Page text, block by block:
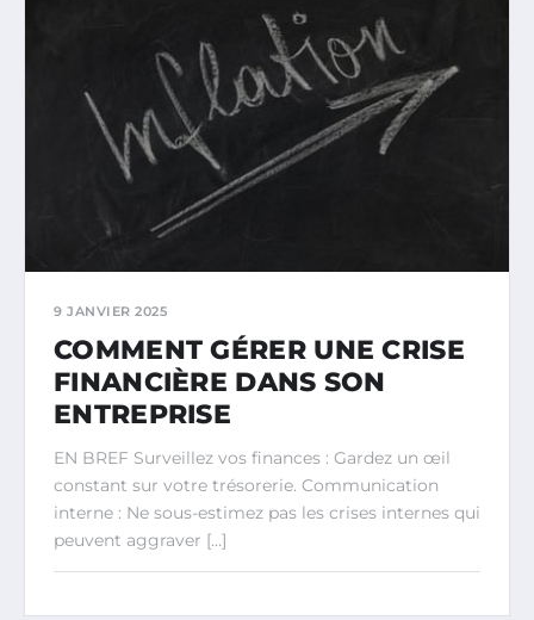
9 JANVIER 2025
COMMENT GÉRER UNE CRISE
FINANCIÈRE DANS SON
ENTREPRISE
EN BREF Surveillez vos finances : Gardez un œil
constant sur votre trésorerie. Communication
interne : Ne sous-estimez pas les crises internes qui
peuvent aggraver […]